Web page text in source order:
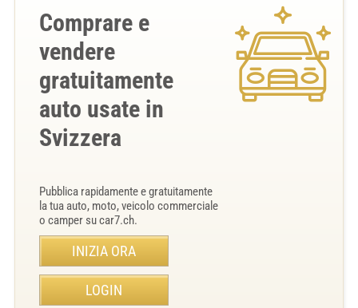
Comprare e
vendere
gratuitamente
auto usate in
Svizzera
Pubblica rapidamente e gratuitamente
la tua auto, moto, veicolo commerciale
o camper su car7.ch.
INIZIA ORA
LOGIN